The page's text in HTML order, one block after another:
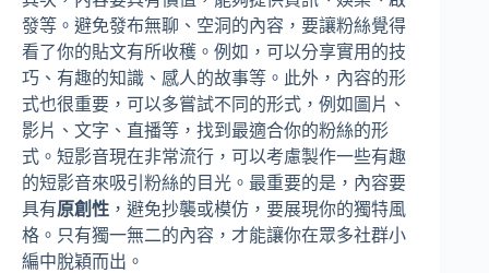
發等。避免發布無聊、空洞的內容，要讓粉絲覺得
看了你的貼文有所收穫。例如，可以分享實用的技
巧、有趣的知識、感人的故事等。此外，內容的形
式也很重要，可以多嘗試不同的形式，例如圖片、
影片、文字、直播等，找到最適合你的粉絲的形
式。短影音現在非常流行，可以考慮製作一些有趣
的短影音來吸引粉絲的目光。最重要的是，內容要
具有原創性 ，避免抄襲或模仿，要展現你的獨特風
格。只有獨一無二的內容，才能讓你在眾多社群小
編中脫穎而出。